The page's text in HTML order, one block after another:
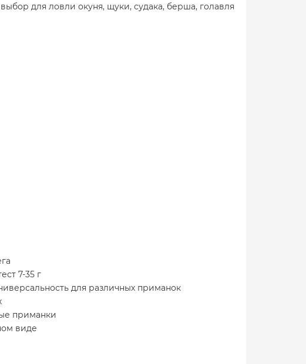
для ловли окуня, щуки, судака, берша, голавля
7-35 г
для различных приманок
приманки
виде